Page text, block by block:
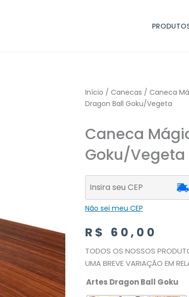
Início / Canecas / Caneca
Dragon Ball Goku/Vegeta
Caneca
Goku/Vegeta
Não sei meu CEP
R$ 60,00
TODOS OS NOSSOS
UMA BREVE VARIAÇÃO EM
Artes Dragon Ball Goku